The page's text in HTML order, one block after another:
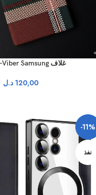
غلاف Carbon-Viber Samsung
120,00 د.ل
-11%
نفذ